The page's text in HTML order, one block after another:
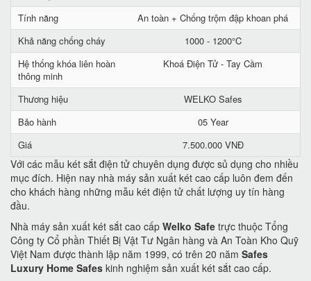
Tính năng
An toàn + Chống trộm đập khoan phá
Khả năng chống cháy
1000 - 1200°C
Hệ thống khóa liên hoàn
thông minh
Khoá Điện Tử - Tay Cầm
Thương hiệu
WELKO Safes
Bảo hành
05 Year
Giá
7.500.000 VNĐ
Với các mẫu két sắt điện tử chuyên dụng được sủ dụng cho nhiều
mục đích. Hiện nay nhà máy sản xuất két cao cấp luôn đem đến
cho khách hàng những mẫu két điện tử chất lượng uy tín hàng
đầu.
Nhà máy sản xuất két sắt cao cấp Welko Safe trực thuộc Tổng
Công ty Cổ phần Thiết Bị Vật Tư Ngân hàng và An Toàn Kho Quỹ
Việt Nam được thành lập năm 1999, có trên 20 năm Safes
Luxury Home Safes kinh nghiệm sản xuất két sắt cao cấp.